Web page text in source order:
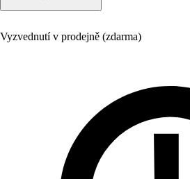
Vyzvednutí v prodejně (zdarma)